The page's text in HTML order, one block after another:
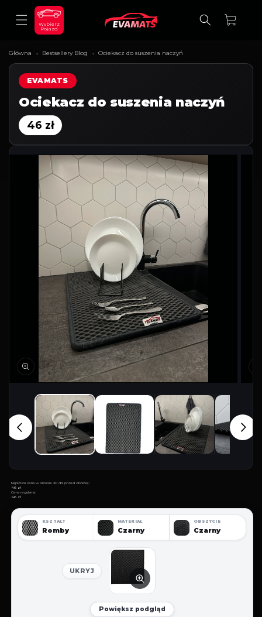
TREŚCI
Wybierz
Pojazd
Koszyk
Główna > Bestsellery Blog > Ociekacz do suszenia naczyń
EVAMATS
Ociekacz do suszenia naczyń
46 zł
ABY
Najniższa cena w okresie 30 dni przed obniżką:
46 zł
Cena regularna:
46 zł
Romby Czarny Czarny
Powiększ podgląd
UKRYJ